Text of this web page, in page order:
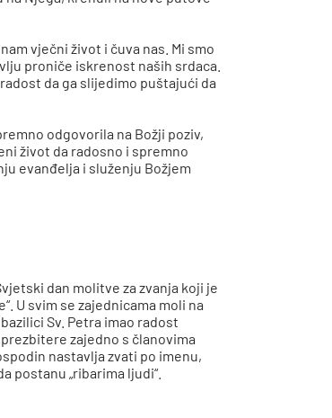
vječni život i čuva nas. Mi smo
proniče iskrenost naših srdaca.
da ga slijedimo puštajući da
odgovorila na Božji poziv,
život da radosno i spremno
evanđelja i služenju Božjem
dan molitve za zvanja koji je
U svim se zajednicama moli na
Sv. Petra imao radost
zajedno s članovima
nastavlja zvati po imenu,
postanu „ribarima ljudi“.